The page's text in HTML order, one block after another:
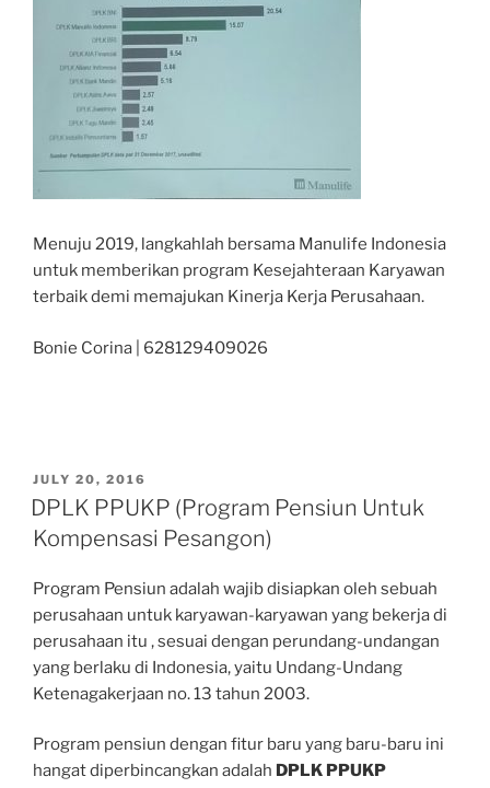
Menuju 2019, langkahlah bersama Manulife Indonesia
untuk memberikan program Kesejahteraan Karyawan
terbaik demi memajukan Kinerja Kerja Perusahaan.
Bonie Corina | 628129409026
POSTED
ON
JULY 20, 2016
DPLK PPUKP (Program Pensiun Untuk
Kompensasi Pesangon)
Program Pensiun adalah wajib disiapkan oleh sebuah
perusahaan untuk karyawan-karyawan yang bekerja di
perusahaan itu , sesuai dengan perundang-undangan
yang berlaku di Indonesia, yaitu Undang-Undang
Ketenagakerjaan no. 13 tahun 2003.
Program pensiun dengan fitur baru yang baru-baru ini
hangat diperbincangkan adalah DPLK PPUKP